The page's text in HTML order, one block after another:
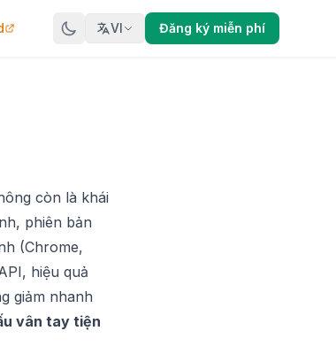
VI Đăng ký miễn phí
còn là khái
phiên bản
(Chrome,
hiệu quả
giảm nhanh
vân tay tiện